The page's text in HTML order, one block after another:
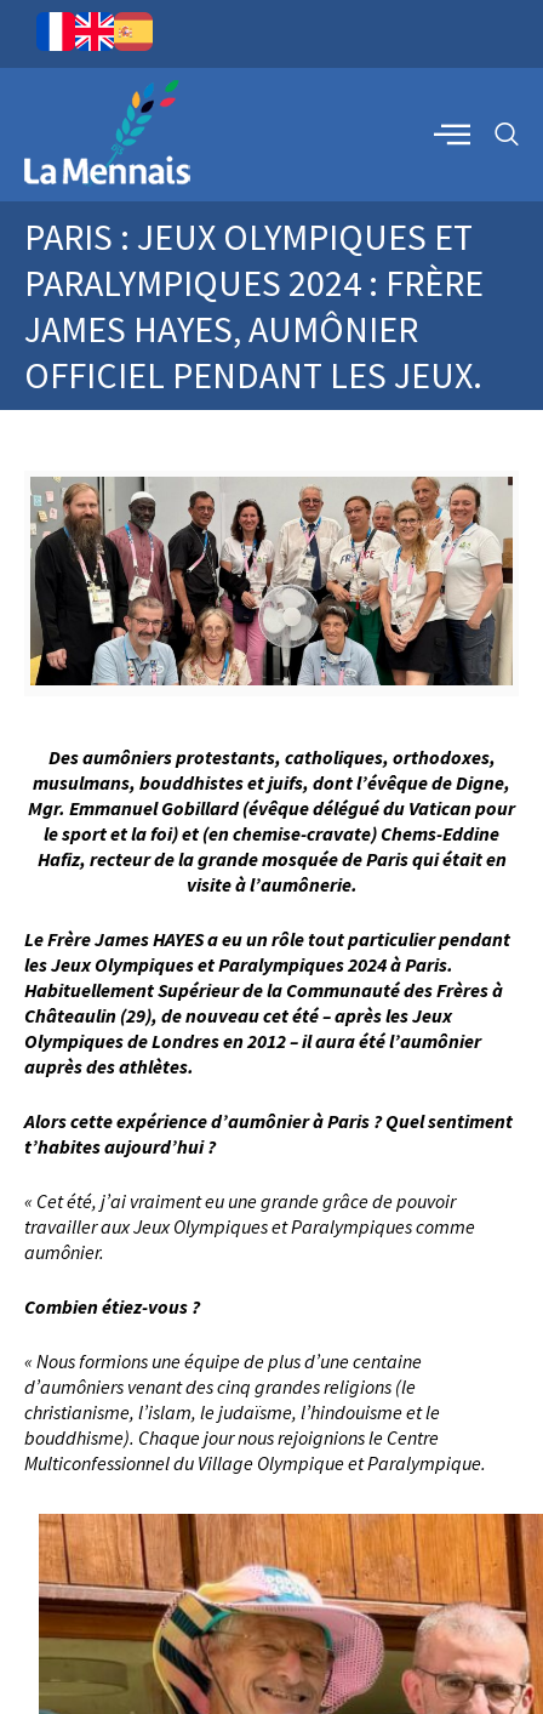
PARIS : JEUX OLYMPIQUES ET
PARALYMPIQUES 2024 : FRÈRE
JAMES HAYES, AUMÔNIER
OFFICIEL PENDANT LES JEUX.
Des aumôniers protestants, catholiques, orthodoxes,
musulmans, bouddhistes et juifs, dont l’évêque de Digne,
Mgr. Emmanuel Gobillard (évêque délégué du Vatican pour
le sport et la foi) et (en chemise-cravate) Chems-Eddine
Hafiz, recteur de la grande mosquée de Paris qui était en
visite à l’aumônerie.
Le Frère James HAYES a eu un rôle tout particulier pendant
les Jeux Olympiques et Paralympiques 2024 à Paris.
Habituellement Supérieur de la Communauté des Frères à
Châteaulin (29), de nouveau cet été – après les Jeux
Olympiques de Londres en 2012 – il aura été l’aumônier
auprès des athlètes.
Alors cette expérience d’aumônier à Paris ? Quel sentiment
t’habites aujourd’hui ?
« Cet été, j’ai vraiment eu une grande grâce de pouvoir
travailler aux Jeux Olympiques et Paralympiques comme
aumônier.
Combien étiez-vous ?
« Nous formions une équipe de plus d’une centaine
d’aumôniers venant des cinq grandes religions (le
christianisme, l’islam, le judaïsme, l’hindouisme et le
bouddhisme). Chaque jour nous rejoignions le Centre
Multiconfessionnel du Village Olympique et Paralympique.